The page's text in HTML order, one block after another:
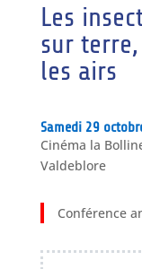
Les
sur
les airs
Samedi 29
Cinéma la
Valdeblore
Conférence